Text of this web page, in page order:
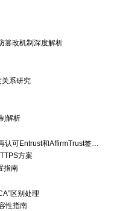
篡改机制深度解析
关系研究
解析
方案
指南
区别处理
性指南